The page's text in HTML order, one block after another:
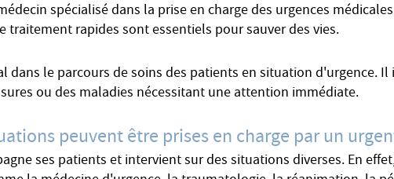
spécialisé dans la prise en charge des urgences
traitement rapides sont essentiels pour sauver des vies.
dans le parcours de soins des patients en situation d'urgence.
ou des maladies nécessitant une attention immédiate.
peuvent être prises en charge par un
ses patients et intervient sur des situations diverses. En